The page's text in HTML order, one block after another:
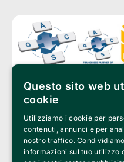
Clappit è un marchio di proprietà di:
Bemils Srl
a Socio Unico
Via Fosse Ardeatine, 4 -20092
PI 05589050961
Questo sito web
cookie
Utilizziamo i cookie per
contenuti, annunci e per
nostro traffico.
informazioni sul tuo utilizzo